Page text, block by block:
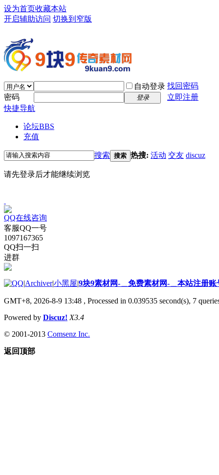
设为首页收藏本站
开启辅助访问 切换到窄版
自动登录 找回密码
密码
登录
立即注册
快捷导航
论坛BBS
充值
搜索 搜索 热搜: 活动 交友 discuz
请先登录后才能继续浏览
QQ在线咨询
客服QQ一号
1097167365
QQ扫一扫
进群
|Archiver|小黑屋|9块9素材网-＿免费素材网-＿本站注册账
GMT+8, 2026-8-9 13:48 , Processed in 0.039535 second(s), 7
Powered by Discuz! X3.4
© 2001-2013 Comsenz Inc.
返回顶部